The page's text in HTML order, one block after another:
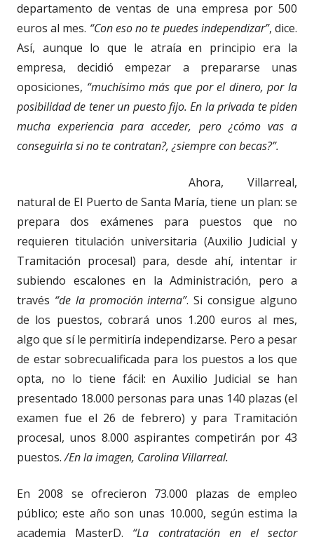
departamento de ventas de una empresa por 500
euros al mes. “Con eso no te puedes independizar”, dice.
Así, aunque lo que le atraía en principio era la
empresa, decidió empezar a prepararse unas
oposiciones, “muchísimo más que por el dinero, por la
posibilidad de tener un puesto fijo. En la privada te piden
mucha experiencia para acceder, pero ¿cómo vas a
conseguirla si no te contratan?, ¿siempre con becas?”.
Ahora, Villarreal,
natural de El Puerto de Santa María, tiene un plan: se
prepara dos exámenes para puestos que no
requieren titulación universitaria (Auxilio Judicial y
Tramitación procesal) para, desde ahí, intentar ir
subiendo escalones en la Administración, pero a
través “de la promoción interna”. Si consigue alguno
de los puestos, cobrará unos 1.200 euros al mes,
algo que sí le permitiría independizarse. Pero a pesar
de estar sobrecualificada para los puestos a los que
opta, no lo tiene fácil: en Auxilio Judicial se han
presentado 18.000 personas para unas 140 plazas (el
examen fue el 26 de febrero) y para Tramitación
procesal, unos 8.000 aspirantes competirán por 43
puestos./En la imagen, Carolina Villarreal.
En 2008 se ofrecieron 73.000 plazas de empleo
público; este año son unas 10.000, según estima la
academia MasterD. “La contratación en el sector